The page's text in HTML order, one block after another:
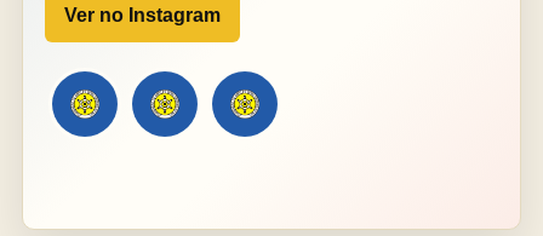
Ver no Instagram